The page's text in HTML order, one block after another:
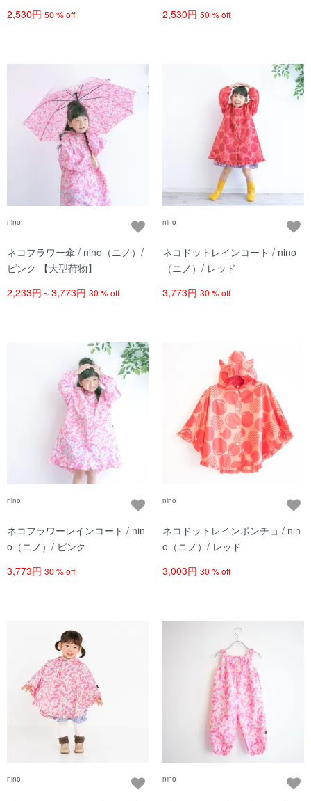
2,530円 50 % off
2,530円 50 % off
nino
ネコフラワー傘 / nino（ニノ）/
ピンク 【大型荷物】
2,233円～3,773円 30 % off
nino
ネコドットレインコート / nino
（ニノ）/ レッド
3,773円 30 % off
nino
ネコフラワーレインコート / nin
o（ニノ）/ ピンク
3,773円 30 % off
nino
ネコドットレインポンチョ / nin
o（ニノ）/ レッド
3,003円 30 % off
nino nino